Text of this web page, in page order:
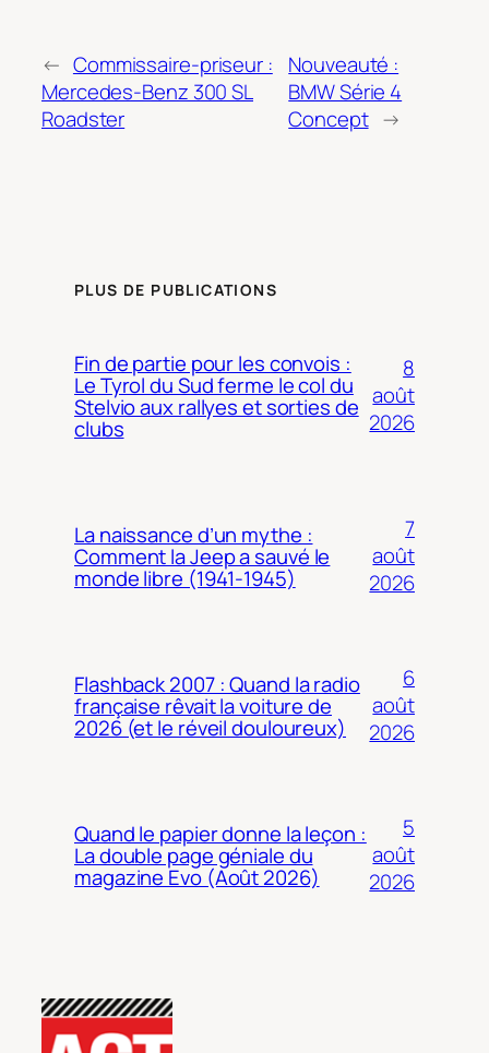
← Commissaire-priseur :
Mercedes-Benz 300 SL
Roadster
Nouveauté :
BMW Série 4
Concept →
PLUS DE PUBLICATIONS
Fin de partie pour les convois :
Le Tyrol du Sud ferme le col du
Stelvio aux rallyes et sorties de
clubs
8
août
2026
La naissance d’un mythe :
Comment la Jeep a sauvé le
monde libre (1941-1945)
7
août
2026
Flashback 2007 : Quand la radio
française rêvait la voiture de
2026 (et le réveil douloureux)
6
août
2026
Quand le papier donne la leçon :
La double page géniale du
magazine Evo (Août 2026)
5
août
2026